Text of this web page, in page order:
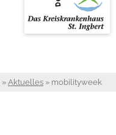
» Aktuelles » mobilityweek